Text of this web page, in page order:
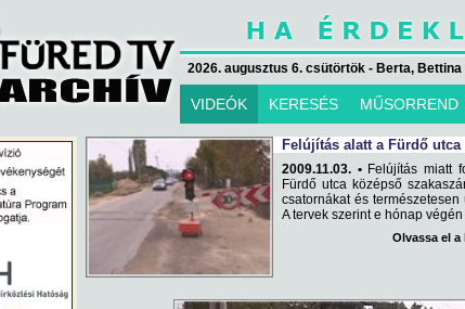
2026. augusztus 6. csütörtök - Berta, Bettina
VIDEÓK KERESÉS MŰSORREND
Felújítás alatt a Fürdő utca
2009.11.03. •Felújítás miatt
Fürdő utca középső
csatornákat és
A tervek szerint e hónap
Olvassa el